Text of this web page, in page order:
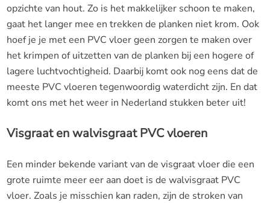
opzichte van hout. Zo is het makkelijker schoon te maken,
gaat het langer mee en trekken de planken niet krom. Ook
hoef je je met een PVC vloer geen zorgen te maken over
het krimpen of uitzetten van de planken bij een hogere of
lagere luchtvochtigheid. Daarbij komt ook nog eens dat de
meeste PVC vloeren tegenwoordig waterdicht zijn. En dat
komt ons met het weer in Nederland stukken beter uit!
Visgraat en walvisgraat PVC vloeren
Een minder bekende variant van de visgraat vloer die een
grote ruimte meer eer aan doet is de walvisgraat PVC
vloer. Zoals je misschien kan raden, zijn de stroken van